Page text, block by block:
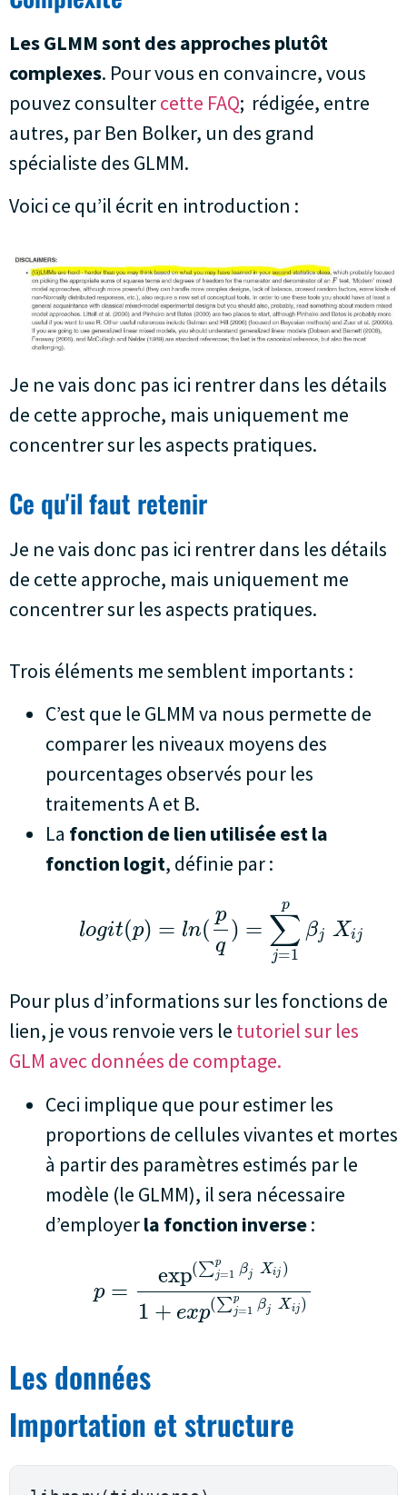
Les GLMM sont des approches plutôt
complexes. Pour vous en convaincre, vous
pouvez consultercette FAQ; rédigée, entre
autres, par Ben Bolker, un des grand
spécialiste des GLMM.
Voici ce qu’il écrit en introduction :
Je ne vais donc pas ici rentrer dans les détails
de cette approche, mais uniquement me
concentrer sur les aspects pratiques.
Ce qu'il faut retenir
Je ne vais donc pas ici rentrer dans les détails
de cette approche, mais uniquement me
concentrer sur les aspects pratiques.
Trois éléments me semblent importants :
C’est que le GLMM va nous permette de
comparer les niveaux moyens des
pourcentages observés pour les
traitements A et B.
La fonction de lien utilisée est la
fonction logit, définie par :
logit(p) = ln(
p
q
) = ∑
j=1
p
βj Xij
Pour plus d’informations sur les fonctions de
lien, je vous renvoie vers le tutoriel sur les
GLM avec données de comptage.
Ceci implique que pour estimer les
proportions de cellules vivantes et mortes
à partir des paramètres estimés par le
modèle (le GLMM), il sera nécessaire
d’employerla fonction inverse:
p =
exp(∑p
j=1 βj Xij )
1 + exp(∑p
j=1 βj Xij )
Les données
Importation et structure